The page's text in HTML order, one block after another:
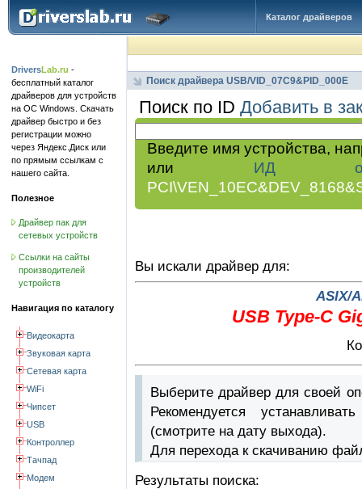
Каталог драйверов
DriversLab.ru -
бесплатный каталог
драйверов для устройств
на ОС Windows. Скачать
драйвер быстро и без
регистрации можно
через Яндекс.Диск или
по прямым ссылкам с
нашего сайта.
Полезное
Драйвер пак для
сетевых устройств
Ссылки на сайты
производителей
устройств
Навигация по каталогу
Видеокарта
Звуковая карта
Сетевая карта
WiFi
Чипсет
USB
Контроллер
Тачпад
Модем
Поиск драйвера USB/VID_07C9&PID_000E
Поиск по ID Добавить в
Введите имя устройства,
или ИД
Вы искали драйвер для:
ASIX/
USB Type-C
Выберите драйвер для своей
Рекомендуется
(смотрите на дату выхода).
Для перехода к скачиванию
Результаты поиска: